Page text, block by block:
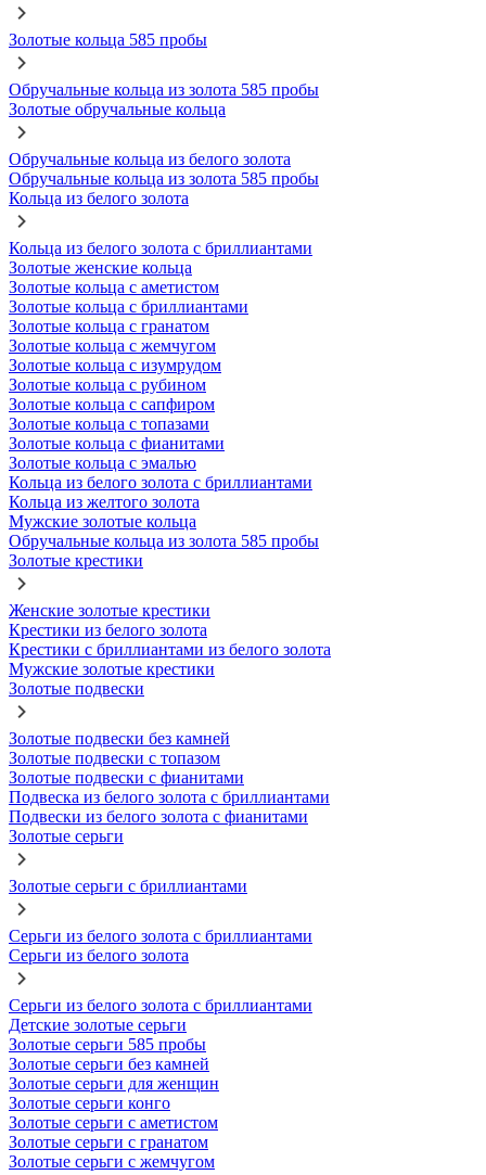
Золотые кольца 585 пробы
Обручальные кольца из золота 585 пробы
Золотые обручальные кольца
Обручальные кольца из белого золота
Обручальные кольца из золота 585 пробы
Кольца из белого золота
Кольца из белого золота с бриллиантами
Золотые женские кольца
Золотые кольца с аметистом
Золотые кольца с бриллиантами
Золотые кольца с гранатом
Золотые кольца с жемчугом
Золотые кольца с изумрудом
Золотые кольца с рубином
Золотые кольца с сапфиром
Золотые кольца с топазами
Золотые кольца с фианитами
Золотые кольца с эмалью
Кольца из белого золота с бриллиантами
Кольца из желтого золота
Мужские золотые кольца
Обручальные кольца из золота 585 пробы
Золотые крестики
Женские золотые крестики
Крестики из белого золота
Крестики с бриллиантами из белого золота
Мужские золотые крестики
Золотые подвески
Золотые подвески без камней
Золотые подвески с топазом
Золотые подвески с фианитами
Подвеска из белого золота с бриллиантами
Подвески из белого золота с фианитами
Золотые серьги
Золотые серьги с бриллиантами
Серьги из белого золота с бриллиантами
Серьги из белого золота
Серьги из белого золота с бриллиантами
Детские золотые серьги
Золотые серьги 585 пробы
Золотые серьги без камней
Золотые серьги для женщин
Золотые серьги конго
Золотые серьги с аметистом
Золотые серьги с гранатом
Золотые серьги с жемчугом